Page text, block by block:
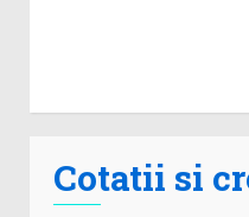
Cotatii si